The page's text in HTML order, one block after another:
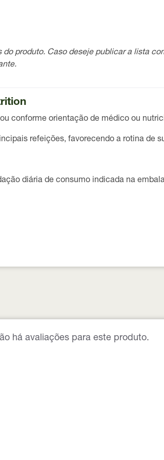
produto. Caso deseje publicar a lista
conforme orientação de médico ou
refeições, favorecendo a rotina de
diária de consumo indicada na
há avaliações para este produto.